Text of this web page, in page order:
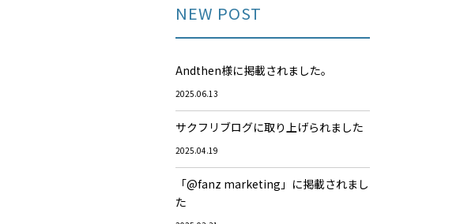
NEW POST
Andthen様に掲載されました。
2025.06.13
サクフリブログに取り上げられました
2025.04.19
「@fanz marketing」に掲載されまし
た